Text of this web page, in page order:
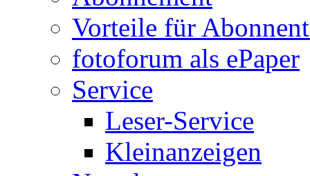
Vorteile für
fotoforum als ePaper
Service
Leser-Service
Kleinanzeigen